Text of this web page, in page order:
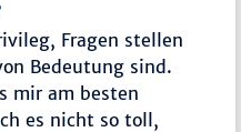
Fragen stellen
Bedeutung sind.
mir am besten
es nicht so toll,